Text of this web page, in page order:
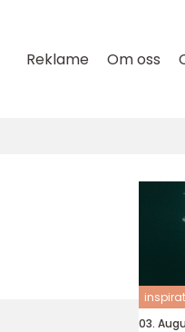
Reklame Om oss
03.